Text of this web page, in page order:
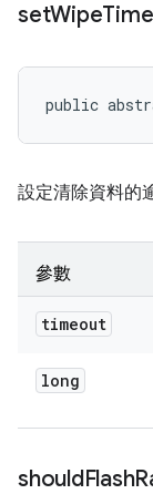
setWipe
public
設定清除資料的
參數
timeout
long
shouldFlash